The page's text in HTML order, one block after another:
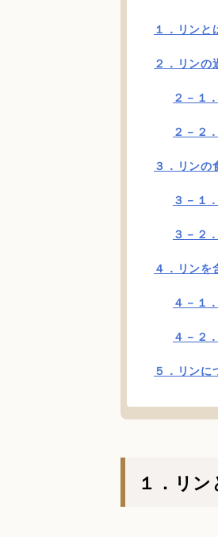
１．リンと
２．リンの
２－１
２－２
３．リンの
３－１
３－２
４．リンを
４－１
４－２
５．リンに
１．リン